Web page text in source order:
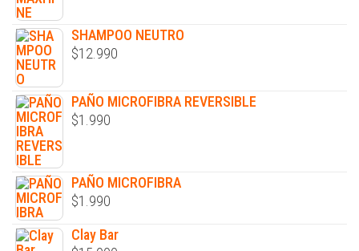
SHAMPOO NEUTRO
$12.990
PAÑO MICROFIBRA REVERSIBLE
$1.990
PAÑO MICROFIBRA
$1.990
Clay Bar